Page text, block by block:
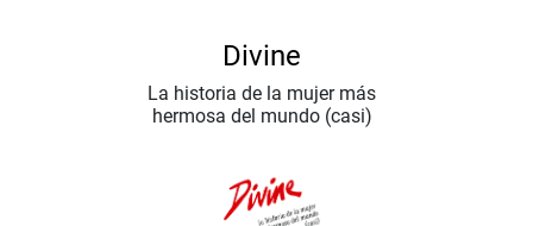
Divine
La historia de la mujer más
hermosa del mundo (casi)